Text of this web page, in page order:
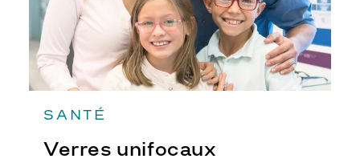
SANTÉ
Verres unifocaux